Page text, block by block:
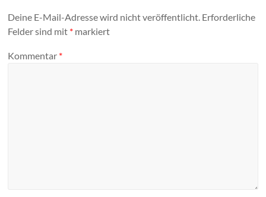
Deine E-Mail-Adresse wird nicht veröffentlicht. Erforderliche
Felder sind mit * markiert
Kommentar *